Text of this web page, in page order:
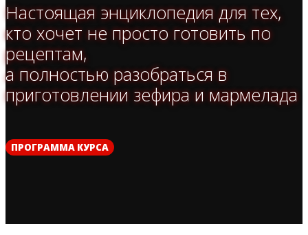
Настоящая энциклопедия для тех,
кто хочет не просто готовить по
рецептам,
а полностью разобраться в
приготовлении зефира и мармелада
ПРОГРАММА КУРСА